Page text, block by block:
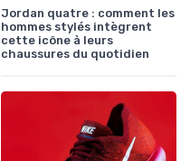
Jordan quatre : comment les
hommes stylés intègrent
cette icône à leurs
chaussures du quotidien